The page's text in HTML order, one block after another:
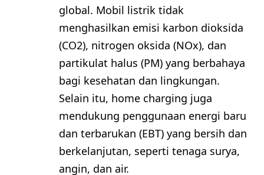
global. Mobil listrik tidak
menghasilkan emisi karbon dioksida
(CO2), nitrogen oksida (NOx), dan
partikulat halus (PM) yang berbahaya
bagi kesehatan dan lingkungan.
Selain itu, home charging juga
mendukung penggunaan energi baru
dan terbarukan (EBT) yang bersih dan
berkelanjutan, seperti tenaga surya,
angin, dan air.